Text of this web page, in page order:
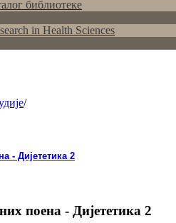
библиотеке
in Health Sciences
/
- Дијететика 2
поена - Дијететика 2